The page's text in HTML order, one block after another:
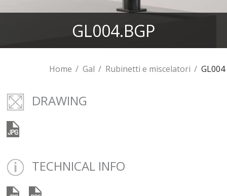
GL004.BGP
Home Gal Rubinetti e miscelatori GL004
DRAWING
TECHNICAL INFO